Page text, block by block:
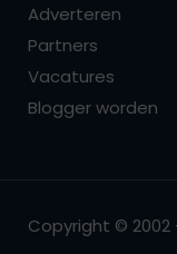
Adverteren
Partners
Vacatures
Blogger worden
Copyright ©